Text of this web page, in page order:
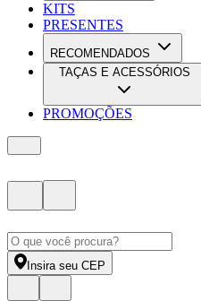
KITS
PRESENTES
RECOMENDADOS
TAÇAS E ACESSÓRIOS
PROMOÇÕES
Insira seu CEP